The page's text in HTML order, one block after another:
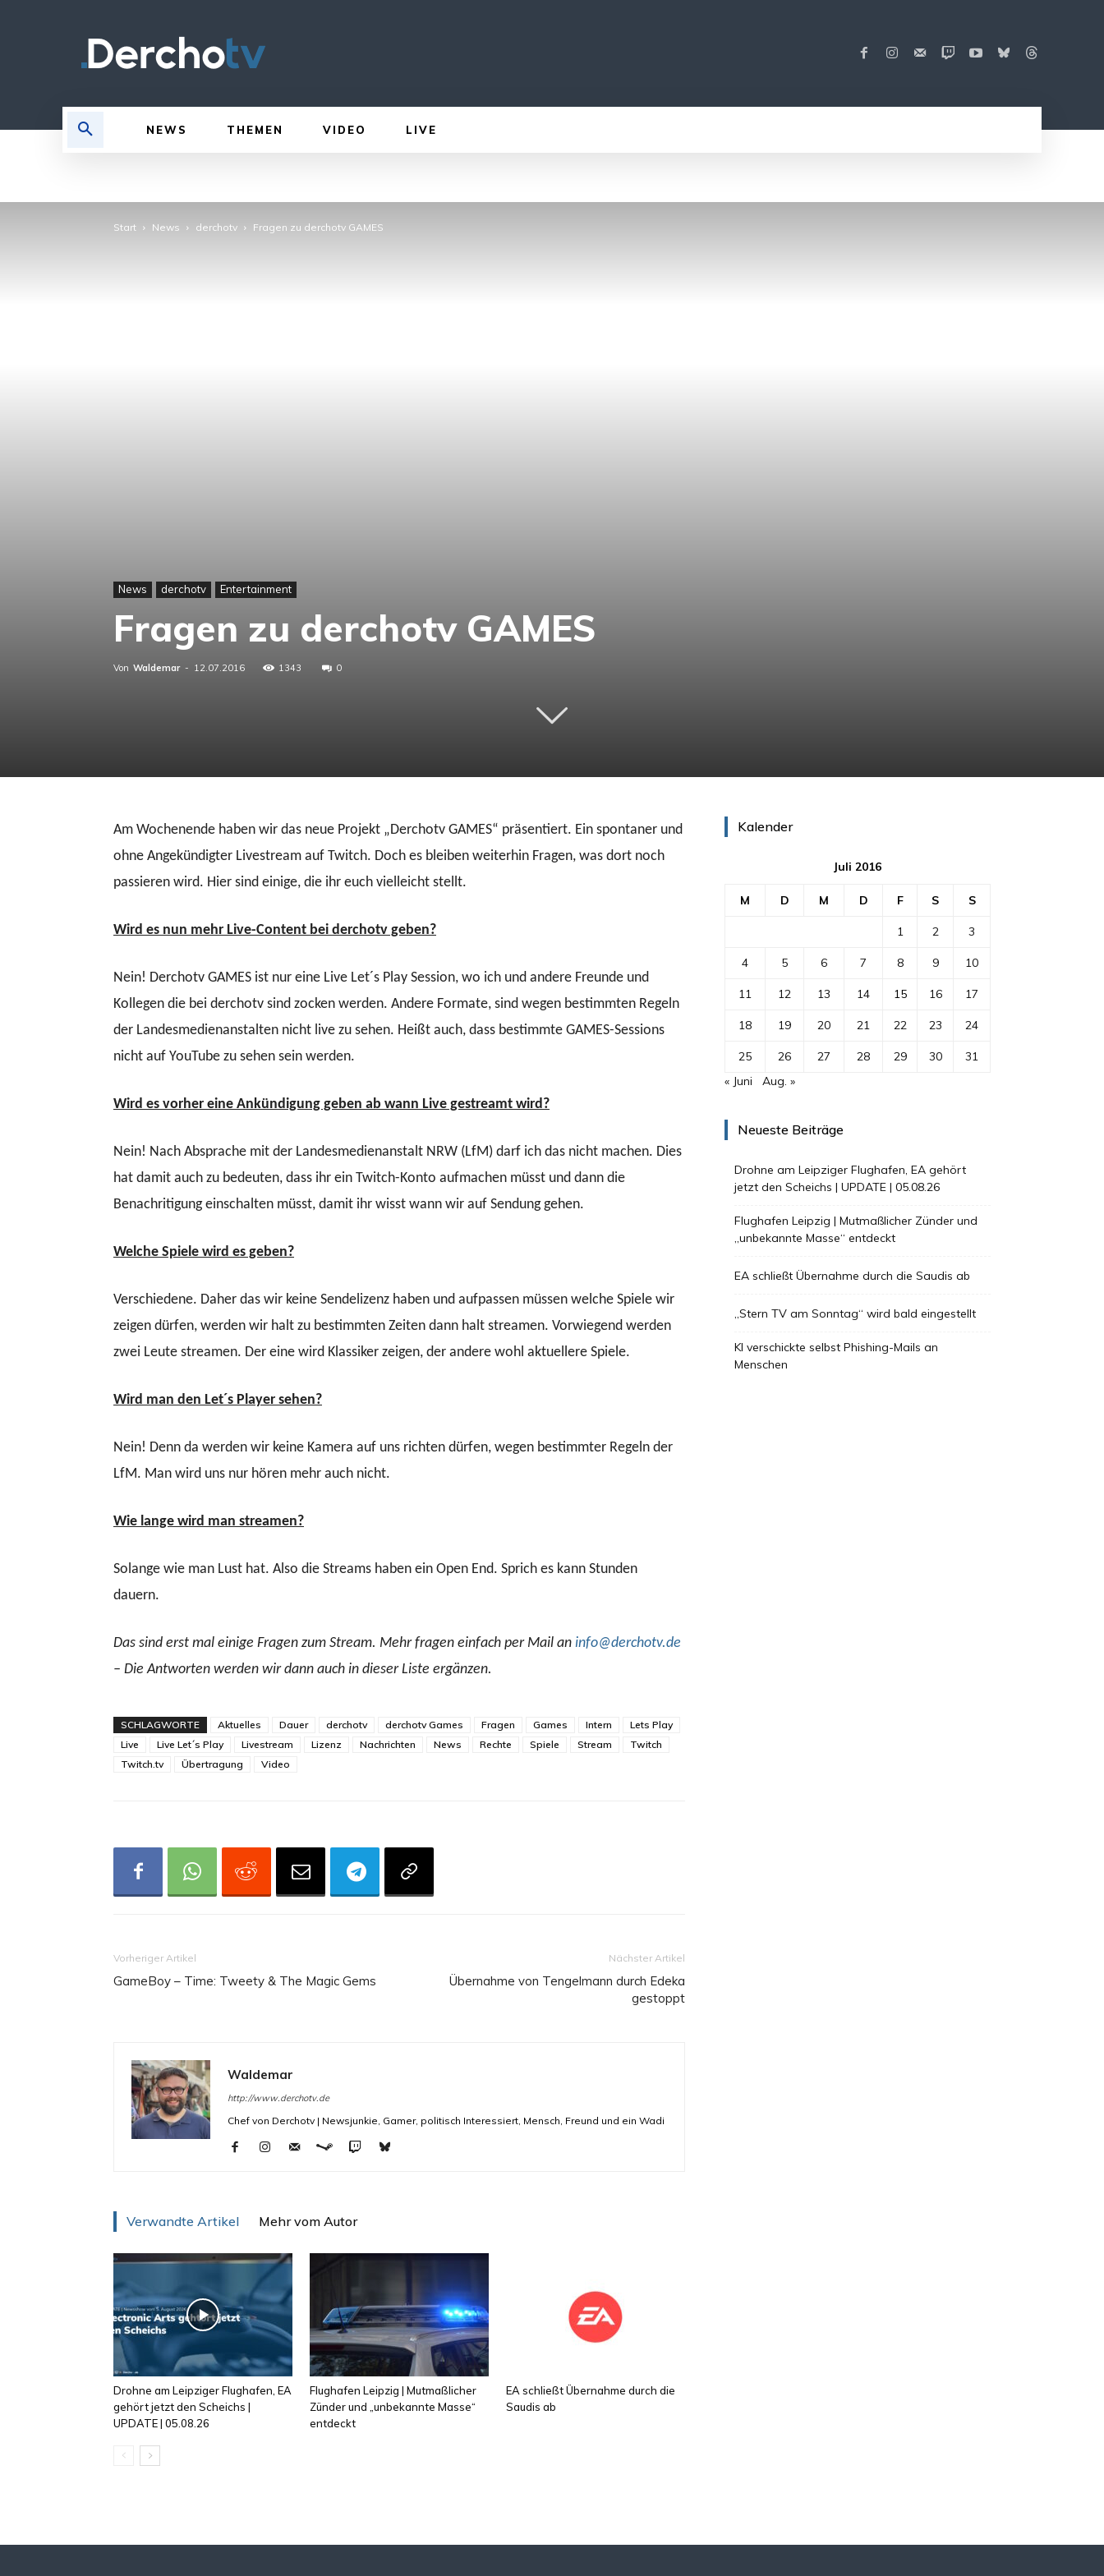
NEWS THEMEN VIDEO LIVE
Start News derchotv Fragen zu derchotv GAMES
News derchotv Entertainment
Fragen zu derchotv GAMES
Von Waldemar - 12.07.2016 1343 0
Am Wochenende haben wir das neue Projekt „Derchotv GAMES“ präsentiert. Ein spontaner und
ohne Angekündigter Livestream auf Twitch. Doch es bleiben weiterhin Fragen, was dort noch
passieren wird. Hier sind einige, die ihr euch vielleicht stellt.
Wird es nun mehr Live-Content bei derchotv geben?
Nein! Derchotv GAMES ist nur eine Live Let´s Play Session, wo ich und andere Freunde und
Kollegen die bei derchotv sind zocken werden. Andere Formate, sind wegen bestimmten Regeln
der Landesmedienanstalten nicht live zu sehen. Heißt auch, dass bestimmte GAMES-Sessions
nicht auf YouTube zu sehen sein werden.
Wird es vorher eine Ankündigung geben ab wann Live gestreamt wird?
Nein! Nach Absprache mit der Landesmedienanstalt NRW (LfM) darf ich das nicht machen. Dies
hat damit auch zu bedeuten, dass ihr ein Twitch-Konto aufmachen müsst und dann die
Benachritigung einschalten müsst, damit ihr wisst wann wir auf Sendung gehen.
Welche Spiele wird es geben?
Verschiedene. Daher das wir keine Sendelizenz haben und aufpassen müssen welche Spiele wir
zeigen dürfen, werden wir halt zu bestimmten Zeiten dann halt streamen. Vorwiegend werden
zwei Leute streamen. Der eine wird Klassiker zeigen, der andere wohl aktuellere Spiele.
Wird man den Let´s Player sehen?
Nein! Denn da werden wir keine Kamera auf uns richten dürfen, wegen bestimmter Regeln der
LfM. Man wird uns nur hören mehr auch nicht.
Wie lange wird man streamen?
Solange wie man Lust hat. Also die Streams haben ein Open End. Sprich es kann Stunden
dauern.
Das sind erst mal einige Fragen zum Stream. Mehr fragen einfach per Mail an info@derchotv.de
– Die Antworten werden wir dann auch in dieser Liste ergänzen.
SCHLAGWORTE Aktuelles Dauer derchotv derchotv Games Fragen Games Intern
Lets Play
Live
Live Let´s Play Livestream Lizenz Nachrichten News Rechte Spiele Stream
Twitch
Twitch.tv
Übertragung Video
Vorheriger Artikel
GameBoy – Time: Tweety & The Magic Gems
Nächster Artikel
Übernahme von Tengelmann durch Edeka
gestoppt
Waldemar
http://www.derchotv.de
Chef von Derchotv | Newsjunkie, Gamer, politisch Interessiert, Mensch, Freund und ein Wadi
Verwandte Artikel Mehr vom Autor
Drohne am Leipziger Flughafen, EA
gehört jetzt den Scheichs |
UPDATE | 05.08.26
Flughafen Leipzig | Mutmaßlicher
Zünder und „unbekannte Masse“
entdeckt
EA schließt Übernahme durch die
Saudis ab
Kalender
Juli 2016
M D M D F S S
1 2 3
4 5 6 7 8 9 10
11 12 13 14 15 16 17
18 19 20 21 22 23 24
25 26 27 28 29 30
31
« Juni
Aug. »
Neueste Beiträge
Drohne am Leipziger Flughafen, EA gehört
jetzt den Scheichs | UPDATE | 05.08.26
Flughafen Leipzig | Mutmaßlicher Zünder und
„unbekannte Masse“ entdeckt
EA schließt Übernahme durch die Saudis ab
„Stern TV am Sonntag“ wird bald eingestellt
KI verschickte selbst Phishing-Mails an
Menschen